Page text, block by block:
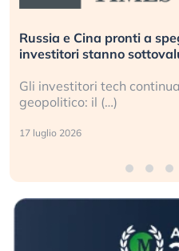
La grande operazione di
center per l’AI, spiegata
Le regole sulla
i data center e le big (…)
9 luglio 2026